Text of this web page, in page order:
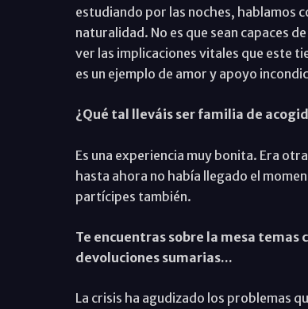
estudiando por las noches, hablamos
naturalidad. No es que sean capaces
ver las implicaciones vitales que este
es un ejemplo de amor y apoyo
¿Qué tal lleváis ser familia de
Es una experiencia muy bonita. Era
hasta ahora no había llegado el
partícipes también.
Te encuentras sobre la mesa
devoluciones sumarias...
La crisis ha agudizado los problemas